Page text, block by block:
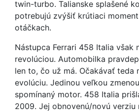
twin-turbo. Talianske splašené
potrebujú zvýšiť krútiaci
otáčkach.
Nástupca Ferrari 458 Italia však
revolúciou. Automobilka
len to, čo už má. Očakávať teda
evolúciu. Jedinou veľkou
spomínaný motor. 458 Italia
2009. Jej obnovenú/novú verziu